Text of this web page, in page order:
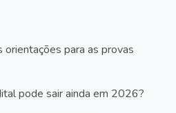
orientações para as provas
pode sair ainda em 2026?